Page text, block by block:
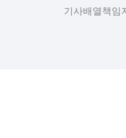
기사배열책임